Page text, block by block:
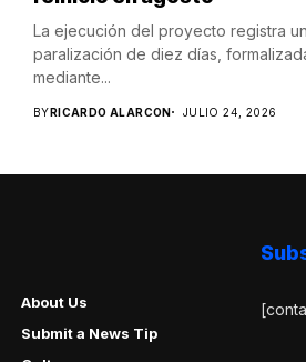
La ejecución del proyecto registra
paralización de diez días,
mediante...
BYRICARDO ALARCON JULIO 24, 2026
About Us
Submit a News Tip